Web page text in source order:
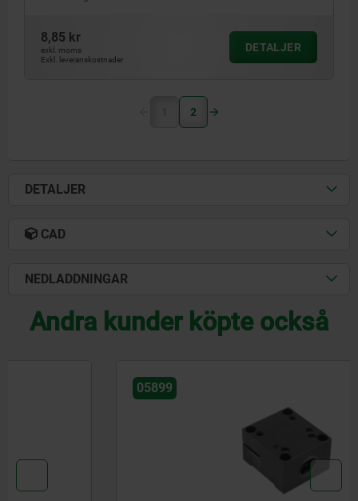
8,85 kr
exkl. moms
Exkl. leveranskostnader
DETALJER
1 2
DETALJER
CAD
NEDLADDNINGAR
Andra kunder köpte också